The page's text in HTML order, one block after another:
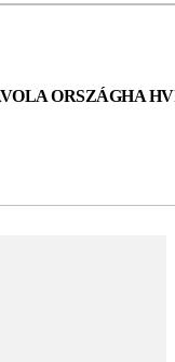
ORSZÁGHA